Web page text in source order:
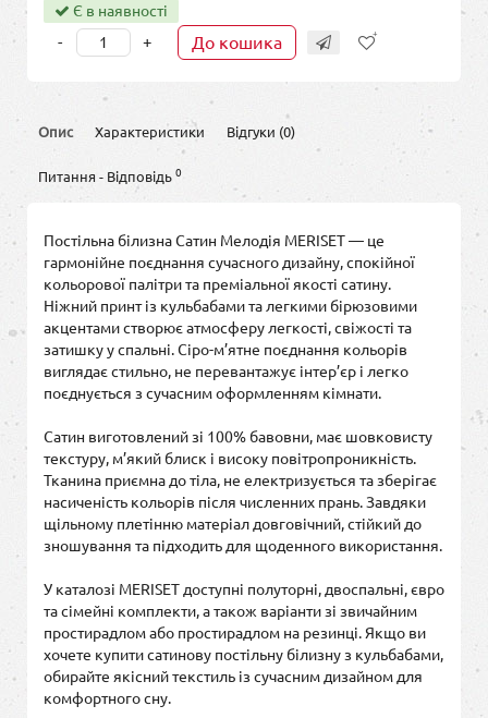
Є в наявності
+
- До кошика
Опис Характеристики Відгуки (0)
Питання - Відповідь 0
Постільна білизна Сатин Мелодія MERISET — це
гармонійне поєднання сучасного дизайну, спокійної
кольорової палітри та преміальної якості сатину.
Ніжний принт із кульбабами та легкими бірюзовими
акцентами створює атмосферу легкості, свіжості та
затишку у спальні. Сіро-м’ятне поєднання кольорів
виглядає стильно, не перевантажує інтер’єр і легко
поєднується з сучасним оформленням кімнати.
Сатин виготовлений зі 100% бавовни, має шовковисту
текстуру, м’який блиск і високу повітропроникність.
Тканина приємна до тіла, не електризується та зберігає
насиченість кольорів після численних прань. Завдяки
щільному плетінню матеріал довговічний, стійкий до
зношування та підходить для щоденного використання.
У каталозі MERISET доступні полуторні, двоспальні, євро
та сімейні комплекти, а також варіанти зі звичайним
простирадлом або простирадлом на резинці. Якщо ви
хочете купити сатинову постільну білизну з кульбабами,
обирайте якісний текстиль із сучасним дизайном для
комфортного сну.